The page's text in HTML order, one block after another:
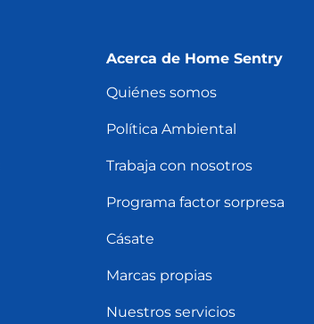
Acerca de Home Sentry
Quiénes somos
Política Ambiental
Trabaja con nosotros
Programa factor sorpresa
Cásate
Marcas propias
Nuestros servicios